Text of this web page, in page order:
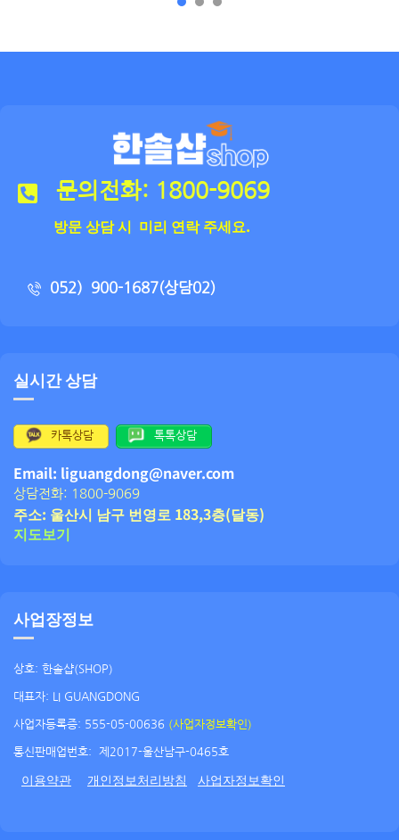
문의전화: 1800-9069
방문 상담 시 미리 연락 주세요.
052）900-1687(상담02)
실시간 상담
카톡상담 톡톡상담
Email: liguangdong@naver.com
상담전화: 1800-9069
주소: 울산시 남구 번영로 183,3층(달동)
지도보기
사업장정보
상호: 한솔샵(SHOP)
대표자: LI GUANGDONG
사업자등록증: 555-05-00636 (사업자정보확인)
통신판매업번호: 제2017-울산남구-0465호
이용약관 개인정보처리방침 사업자정보확인